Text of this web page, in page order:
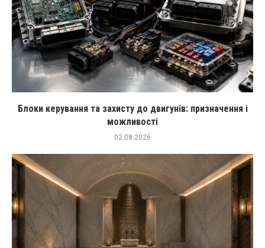
Блоки керування та захисту до двигунів: призначення і
можливості
02.08.2026